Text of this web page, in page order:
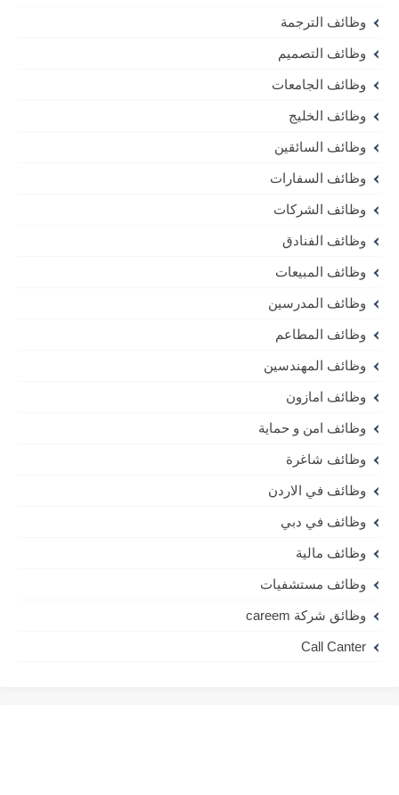
وظائف الترجمة
وظائف التصميم
وظائف الجامعات
وظائف الخليج
وظائف السائقين
وظائف السفارات
وظائف الشركات
وظائف الفنادق
وظائف المبيعات
وظائف المدرسين
وظائف المطاعم
وظائف المهندسين
وظائف امازون
وظائف امن و حماية
وظائف شاغرة
وظائف في الاردن
وظائف في دبي
وظائف مالية
وظائف مستشفيات
وظائق شركة careem
Call Canter